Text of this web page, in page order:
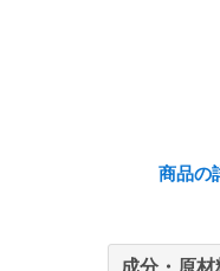
商品の
成分・原